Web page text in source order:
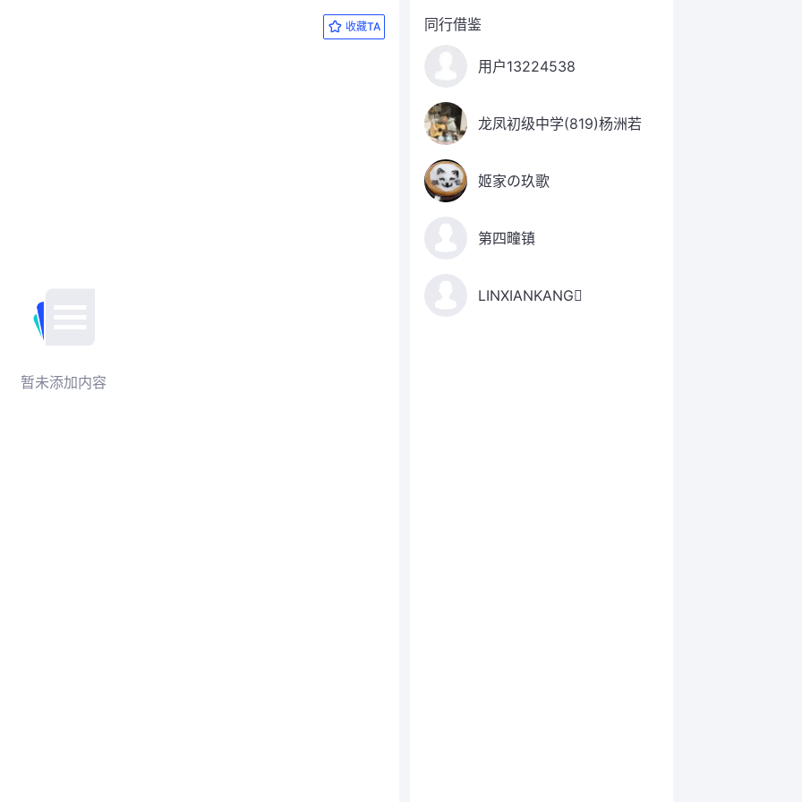
收藏TA
暂未添加内容
同行借鉴
用户13224538
龙凤初级中学(819)杨洲若
姬家の玖歌
第四疃镇
LINXIANKANG